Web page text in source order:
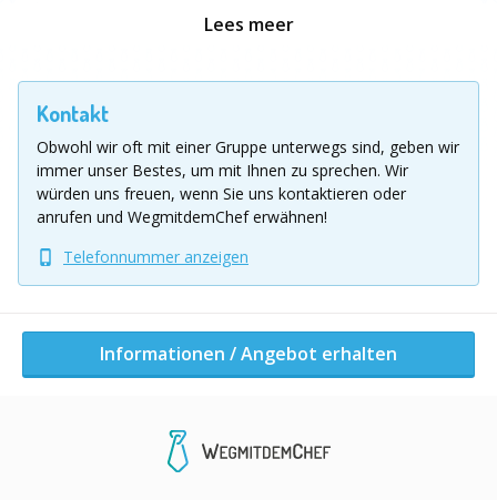
✔ zzgl. Moderation & Siegerehrung
✔ Dauer: ca. 2 Stunden (erweiterbar)
Preis. -- ab1.250,00 €bis 20 Teilnehmer. --Jeder weitere
Teilnehmer: 69,00 €
Location Ausflug
Deutschlandweit, Hamburg, Berlin, Brandenburg,
Orte/Länder auf Anfrage!
Bitte beachten Sie: Je nach Veranstaltungsort kommen
bitte das Formular unter der Anzeige aus, um Kontakt
mit dem Veranstalter aufzunehmen.
Lees meer
Kontakt
Obwohl wir oft mit einer Gruppe unterwegs sind, geben wir
immer unser Bestes, um mit Ihnen zu sprechen. Wir
würden uns freuen, wenn Sie uns kontaktieren oder
anrufen und WegmitdemChef erwähnen!
Telefonnummer anzeigen
Informationen / Angebot erhalten